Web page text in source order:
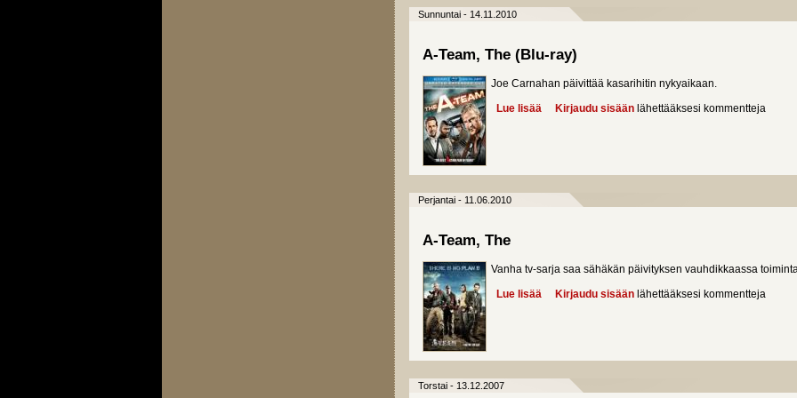
Sunnuntai - 14.11.2010
A-Team, The (Blu-ray)
Joe Carnahan päivittää kasarihitin nykyaikaan.
Lue lisää about A-Team, The (Blu-ray)
Kirjaudu sisään lähettääksesi kommentteja
Perjantai - 11.06.2010
A-Team, The
Vanha tv-sarja saa sähäkän päivityksen vauhdikkaassa
Lue lisää about A-Team, The
Kirjaudu sisään lähettääksesi kommentteja
Torstai - 13.12.2007